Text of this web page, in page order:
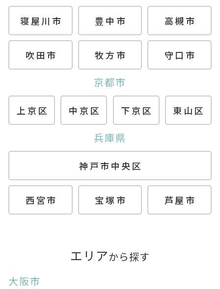
寝屋川市 豊中市 高槻市
吹田市 牧方市 守口市
京都市
上京区 中京区 下京区 東山区
兵庫県
神戸市中央区
西宮市 宝塚市 芦屋市
エリアから探す
大阪市